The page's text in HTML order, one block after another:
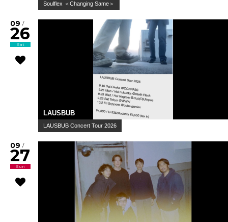
Soulflex ＜Changing Same＞
09 /
26
Sat
LAUSBUB
LAUSBUB Concert Tour 2026
09 /
27
Sun